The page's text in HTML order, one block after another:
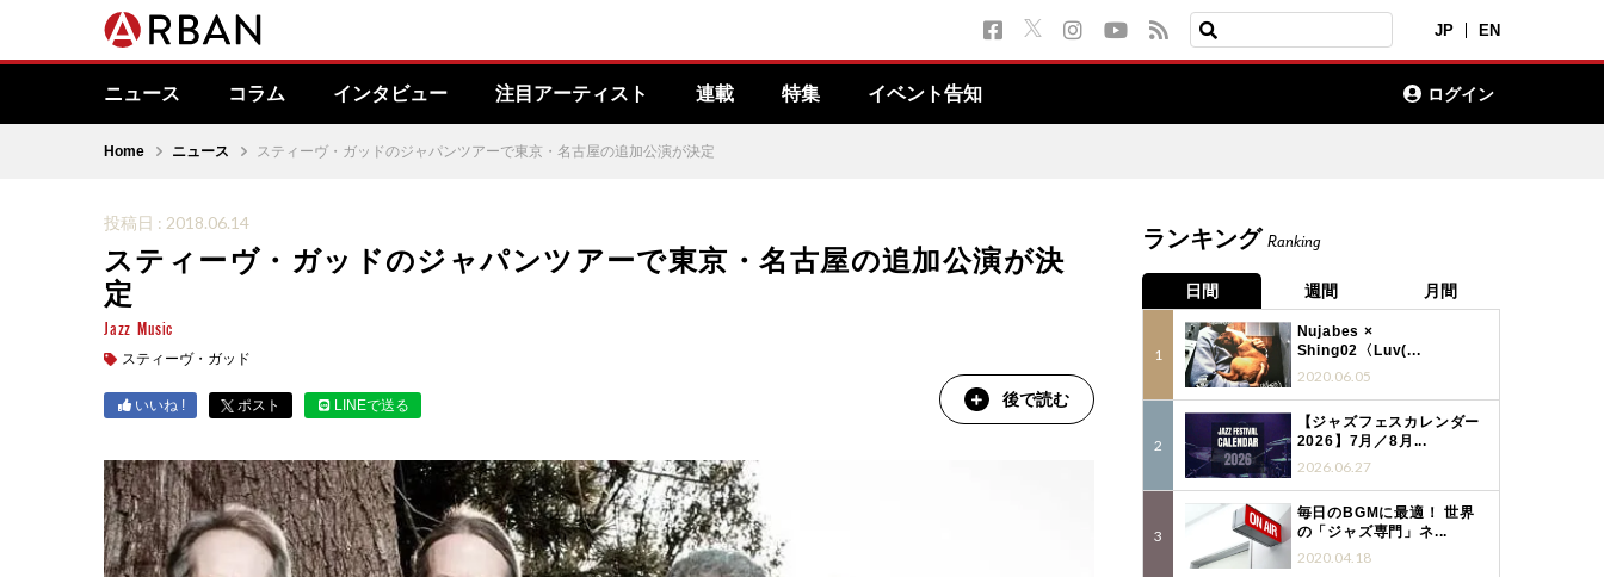
JP EN
ニュース コラム インタビュー 注目アーティスト 連載 特集 イベント告知 ログイン
Home ニュース スティーヴ・ガッドのジャパンツアーで東京・名古屋の追加公演が決定
投稿日 : 2018.06.14
スティーヴ・ガッドのジャパンツアーで東京・名古屋の追加公演が決
定
Jazz Music
スティーヴ・ガッド
いいね ! ポスト LINEで送る 後で読む
ランキング Ranking
日間 週間 月間
Nujabes ×
Shing02〈Luv(...
2020.06.05
【ジャズフェスカレンダー
2026】7月／8月...
2026.06.27
毎日のBGMに最適！ 世界
の「ジャズ専門」ネ...
2020.04.18